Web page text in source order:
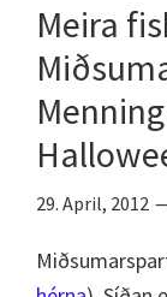
Meira
29. April, 2012